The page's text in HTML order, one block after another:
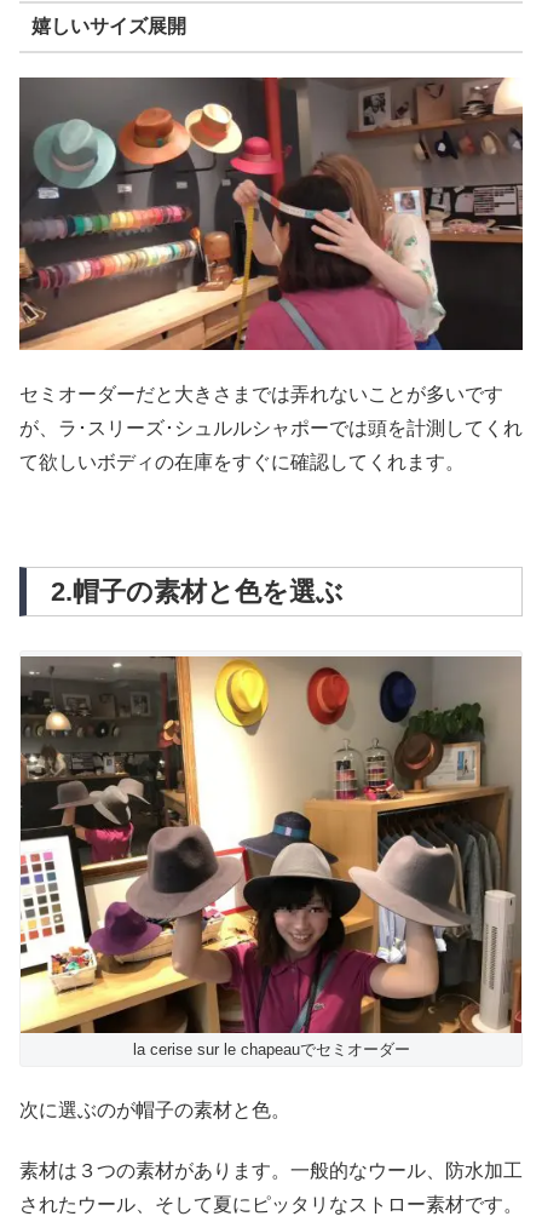
嬉しいサイズ展開
セミオーダーだと大きさまでは弄れないことが多いです
が、ラ･スリーズ･シュルルシャポーでは頭を計測してくれ
て欲しいボディの在庫をすぐに確認してくれます。
2.帽子の素材と色を選ぶ
la cerise sur le chapeauでセミオーダー
次に選ぶのが帽子の素材と色。
素材は３つの素材があります。一般的なウール、防水加工
されたウール、そして夏にピッタリなストロー素材です。